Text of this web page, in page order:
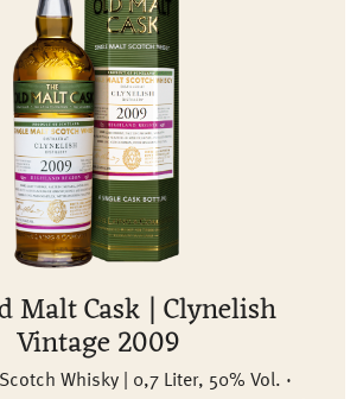
Malt Cask | Clynelish
Vintage 2009
Whisky | 0,7 Liter, 50% Vol. ·